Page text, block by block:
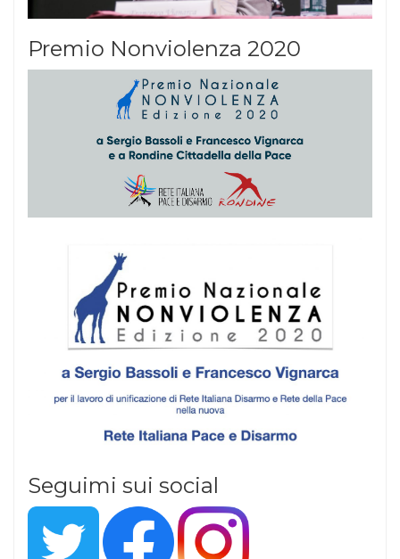
Premio Nonviolenza 2020
Seguimi sui social